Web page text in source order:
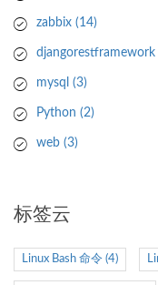
zabbix (14)
djangorestframework
mysql (3)
Python (2)
web (3)
标签云
Linux Bash 命令 (4)